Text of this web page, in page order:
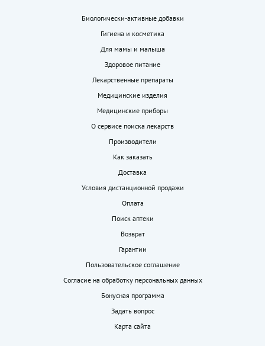
Биологически-активные добавки
Гигиена и косметика
Для мамы и малыша
Здоровое питание
Лекарственные препараты
Медицинские изделия
Медицинские приборы
О сервисе поиска лекарств
Производители
Как заказать
Доставка
Условия дистанционной продажи
Оплата
Поиск аптеки
Возврат
Гарантии
Пользовательское соглашение
Согласие на обработку персональных данных
Бонусная программа
Задать вопрос
Карта сайта